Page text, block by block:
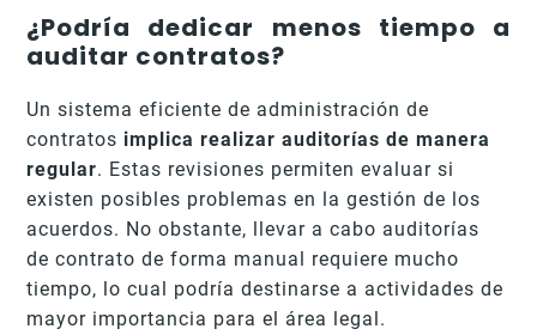
¿Podría dedicar menos tiempo a
auditar contratos?
Un sistema eficiente de administración de
contratos implica realizar auditorías de manera
regular. Estas revisiones permiten evaluar si
existen posibles problemas en la gestión de los
acuerdos. No obstante, llevar a cabo auditorías
de contrato de forma manual requiere mucho
tiempo, lo cual podría destinarse a actividades de
mayor importancia para el área legal.